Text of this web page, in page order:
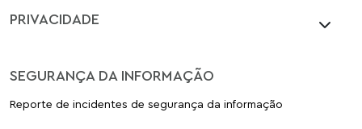
PRIVACIDADE
SEGURANÇA DA INFORMAÇÃO
Reporte de incidentes de segurança da informação